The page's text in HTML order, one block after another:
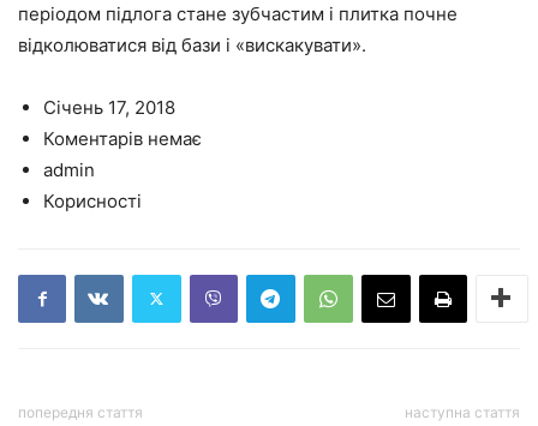
періодом підлога стане зубчастим і плитка почне
відколюватися від бази і «вискакувати».
Січень 17, 2018
Коментарів немає
admin
Корисності
попередня стаття наступна стаття